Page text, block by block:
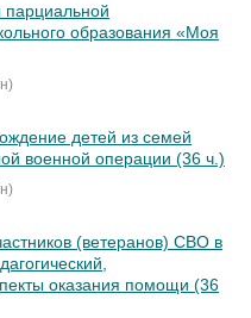
парциальной
образования «Моя
детей из семей
военной операции (36 ч.)
(ветеранов) СВО в
оказания помощи (36